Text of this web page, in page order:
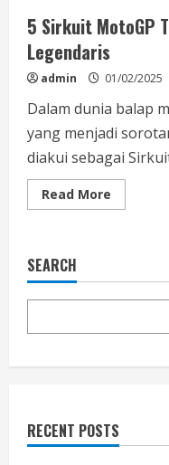
5 Sirkuit MotoGP
Legendaris
admin 01/02/2025
Dalam dunia balap
yang menjadi
diakui sebagai
Read More
more
di
SEARCH
RECENT POSTS